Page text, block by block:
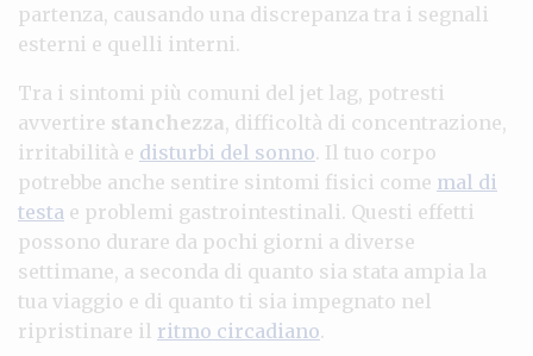
partenza, causando una discrepanza tra i segnali
esterni e quelli interni.
Tra i sintomi più comuni del jet lag, potresti
avvertire stanchezza, difficoltà di concentrazione,
irritabilità e disturbi del sonno. Il tuo corpo
potrebbe anche sentire sintomi fisici come mal di
testa e problemi gastrointestinali. Questi effetti
possono durare da pochi giorni a diverse
settimane, a seconda di quanto sia stata ampia la
tua viaggio e di quanto ti sia impegnato nel
ripristinare il ritmo circadiano.